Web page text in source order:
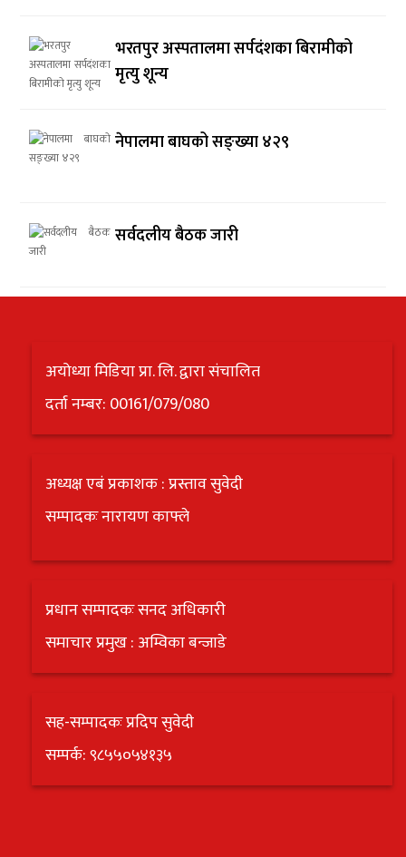
भरतपुर अस्पतालमा सर्पदंशका बिरामीको
मृत्यु शून्य
नेपालमा बाघको सङ्ख्या ४२९
सर्वदलीय बैठक जारी
अयोध्या मिडिया प्रा. लि. द्वारा संचालित
दर्ता नम्बर: 00161/079/080
अध्यक्ष एबं प्रकाशक : प्रस्ताव सुवेदी
सम्पादकः नारायण काफ्ले
प्रधान सम्पादकः सनद अधिकारी
समाचार प्रमुख : अम्विका बन्जाडे
सह-सम्पादकः प्रदिप सुवेदी
सम्पर्क: ९८५५०५४१३५